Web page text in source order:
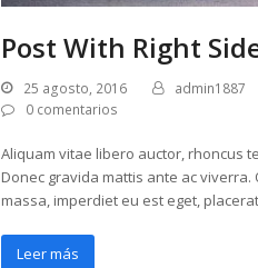
Post With Right
25 agosto, 2016 admin1887
0 comentarios
Aliquam vitae libero auctor, rhoncus
Donec gravida mattis ante ac
massa, imperdiet eu est eget,
Leer más